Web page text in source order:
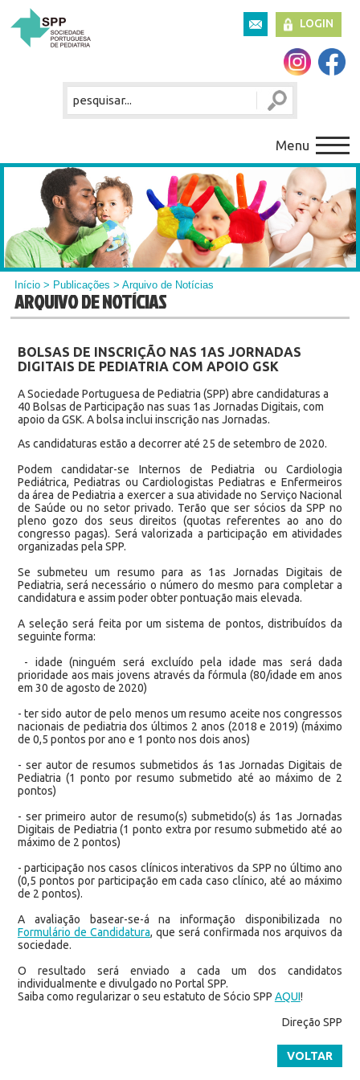
LOGIN
Menu
Início > Publicações > Arquivo de Notícias
ARQUIVO DE NOTÍCIAS
BOLSAS DE INSCRIÇÃO NAS 1AS JORNADAS
DIGITAIS DE PEDIATRIA COM APOIO GSK
A Sociedade Portuguesa de Pediatria (SPP) abre candidaturas a
40 Bolsas de Participação nas suas 1as Jornadas Digitais, com
apoio da GSK. A bolsa inclui inscrição nas Jornadas.
As candidaturas estão a decorrer até 25 de setembro de 2020.
Podem candidatar-se Internos de Pediatria ou Cardiologia
Pediátrica, Pediatras ou Cardiologistas Pediatras e Enfermeiros
da área de Pediatria a exercer a sua atividade no Serviço Nacional
de Saúde ou no setor privado. Terão que ser sócios da SPP no
pleno gozo dos seus direitos (quotas referentes ao ano do
congresso pagas). Será valorizada a participação em atividades
organizadas pela SPP.
Se submeteu um resumo para as 1as Jornadas Digitais de
Pediatria, será necessário o número do mesmo para completar a
candidatura e assim poder obter pontuação mais elevada.
A seleção será feita por um sistema de pontos, distribuídos da
seguinte forma:
- idade (ninguém será excluído pela idade mas será dada
prioridade aos mais jovens através da fórmula (80/idade em anos
em 30 de agosto de 2020)
- ter sido autor de pelo menos um resumo aceite nos congressos
nacionais de pediatria dos últimos 2 anos (2018 e 2019) (máximo
de 0,5 pontos por ano e 1 ponto nos dois anos)
- ser autor de resumos submetidos ás 1as Jornadas Digitais de
Pediatria (1 ponto por resumo submetido até ao máximo de 2
pontos)
- ser primeiro autor de resumo(s) submetido(s) ás 1as Jornadas
Digitais de Pediatria (1 ponto extra por resumo submetido até ao
máximo de 2 pontos)
- participação nos casos clínicos interativos da SPP no último ano
(0,5 pontos por participação em cada caso clínico, até ao máximo
de 2 pontos).
A avaliação basear-se-á na informação disponibilizada no
Formulário de Candidatura, que será confirmada nos arquivos da
sociedade.
O resultado será enviado a cada um dos candidatos
individualmente e divulgado no Portal SPP.
Saiba como regularizar o seu estatuto de Sócio SPP AQUI!
Direção SPP
VOLTAR